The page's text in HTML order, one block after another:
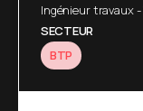
Head of Sales and
SECTEUR
Industries
Ingénieur travaux
SECTEUR
BTP